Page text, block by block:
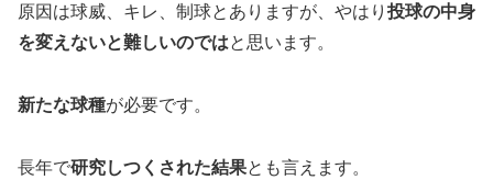
原因は球威、キレ、制球とありますが、やはり 投球の中身
を変えないと難しいのではと思います。
新たな球種が必要です。
長年で研究しつくされた結果とも言えます。